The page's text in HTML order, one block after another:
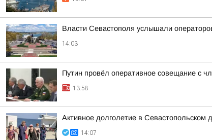
Власти Севастополя услышали
14:03
Путин провёл оперативное совещание с
13:58
Активное долголетие в Севастопольском
14:07